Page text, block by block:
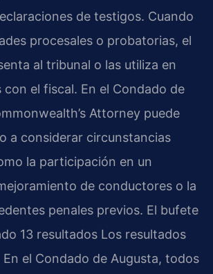
de testigos. Cuando
procesales o probatorias, el
al tribunal o las utiliza en
con el fiscal. En el Condado de
Attorney puede
a considerar circunstancias
la participación en un
de conductores o la
penales previos. El bufete
13 resultados Los resultados
En el Condado de Augusta, todos